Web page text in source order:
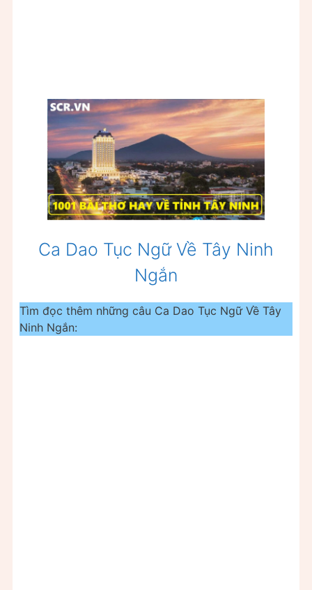
Ca Dao Tục Ngữ Về Tây Ninh
Ngắn
Tìm đọc thêm những câu Ca Dao Tục Ngữ Về Tây
Ninh Ngắn: